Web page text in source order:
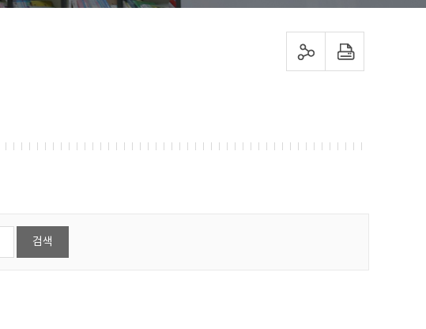
sns 공유하기 프린트하기